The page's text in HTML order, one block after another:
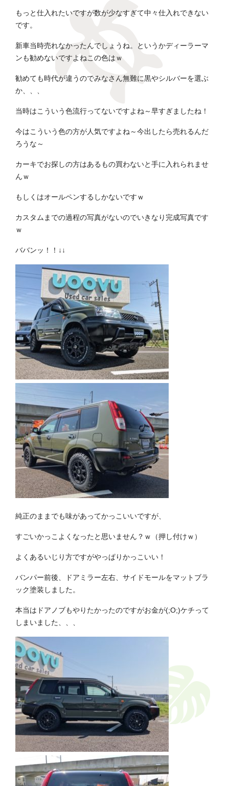
もっと仕入れたいですが数が少なすぎて中々仕入れできない
です。
新車当時売れなかったんでしょうね。というかディーラーマ
ンも勧めないですよねこの色はｗ
勧めても時代が違うのでみなさん無難に黒やシルバーを選ぶ
か、、、
当時はこういう色流行ってないですよね～早すぎましたね！
今はこういう色の方が人気ですよね～今出したら売れるんだ
ろうな～
カーキでお探しの方はあるもの買わないと手に入れられませ
んｗ
もしくはオールペンするしかないですｗ
カスタムまでの過程の写真がないのでいきなり完成写真です
ｗ
ババンッ！！↓↓
純正のままでも味があってかっこいいですが、
すごいかっこよくなったと思いません？ｗ（押し付けｗ）
よくあるいじり方ですがやっぱりかっこいい！
バンパー前後、ドアミラー左右、サイドモールをマットブラ
ック塗装しました。
本当はドアノブもやりたかったのですがお金が(;O;)ケチって
しまいました、、、